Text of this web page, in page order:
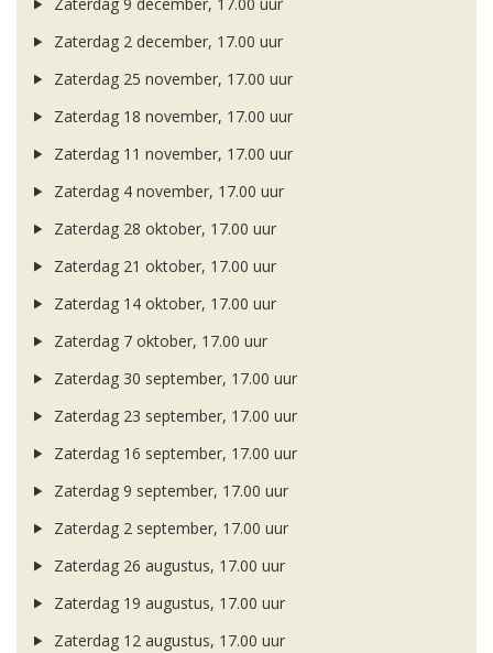
Zaterdag 9 december, 17.00 uur
Zaterdag 2 december, 17.00 uur
Zaterdag 25 november, 17.00 uur
Zaterdag 18 november, 17.00 uur
Zaterdag 11 november, 17.00 uur
Zaterdag 4 november, 17.00 uur
Zaterdag 28 oktober, 17.00 uur
Zaterdag 21 oktober, 17.00 uur
Zaterdag 14 oktober, 17.00 uur
Zaterdag 7 oktober, 17.00 uur
Zaterdag 30 september, 17.00 uur
Zaterdag 23 september, 17.00 uur
Zaterdag 16 september, 17.00 uur
Zaterdag 9 september, 17.00 uur
Zaterdag 2 september, 17.00 uur
Zaterdag 26 augustus, 17.00 uur
Zaterdag 19 augustus, 17.00 uur
Zaterdag 12 augustus, 17.00 uur